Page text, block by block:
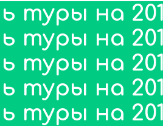
туры на
туры на
туры на
туры на
туры на